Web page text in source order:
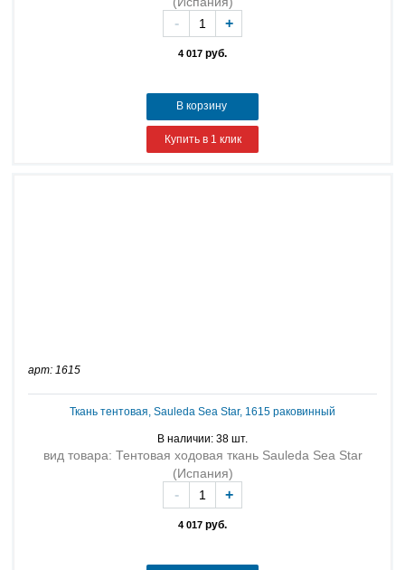
4 017 руб.
- +
В корзину
Купить в 1 клик
арт: 1615
Ткань тентовая, Sauleda Sea Star, 1615 раковинный
В наличии: 38 шт.
вид товара: Тентовая ходовая ткань Sauleda Sea Star
(Испания)
4 017 руб.
- +